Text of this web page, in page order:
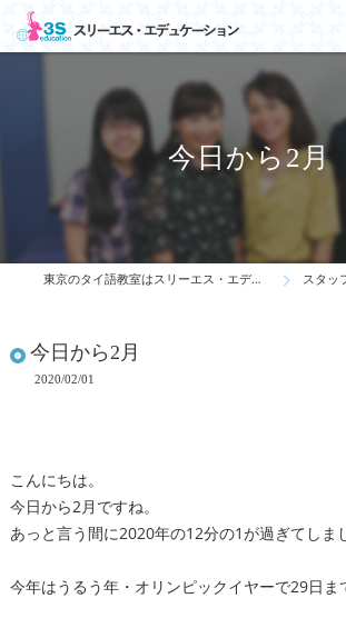
今日から2月
東京のタイ語教室はスリーエス・エデュケーション スタッフ
今日から2月
2020/02/01
こんにちは。
今日から2月ですね。
あっと言う間に2020年の12分の1が過ぎてしま
今年はうるう年・オリンピックイヤーで29日ま